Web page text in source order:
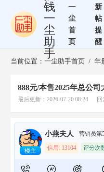
钱
一
尘
助
手
一
尘
首
页
新
帖
提
醒
当前位置：一尘助手首页 /年
888元/本售2025年总公司
最后更新：2026-07-20 08:24
楼主
小燕夫人 营销员第
信用: 13104 评分次